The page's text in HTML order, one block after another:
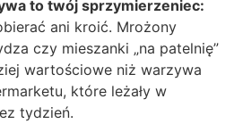
to twój sprzymierzeniec:
ani kroić. Mrożony
czy mieszanki „na patelnię”
wartościowe niż warzywa
które leżały w
tydzień.